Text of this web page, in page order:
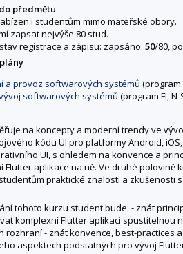
předmětu
i studentům mimo mateřské obory.
zapsat nejvýše 80 stud.
registrace a zápisu: zapsáno: 50/80,
a provoz softwarových systémů (program
softwarových systémů (program FI, N-
na koncepty a moderní trendy ve
kódu UI pro platformy Android,
UI, s ohledem na konvence a
Flutter aplikace na ně. Ve druhé polovině
praktické znalosti a zkušenosti
tohoto kurzu student bude: - znát
komplexní Flutter aplikaci spustitelnou
rozhraní - znát konvence, best-practices
aspektech podstatných pro vývoj